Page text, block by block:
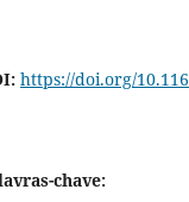
https://doi.org/
chave: